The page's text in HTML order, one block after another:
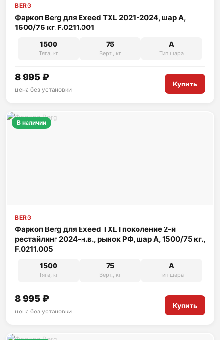
BERG
Фаркоп Berg для Exeed TXL 2021-2024, шар A,
1500/75 кг, F.0211.001
1500
Тяга, кг
75
Верт., кг
A
Тип шара
8 995 ₽
цена без установки
Купить
В наличии
BERG
Фаркоп Berg для Exeed TXL I поколение 2-й
рестайлинг 2024-н.в., рынок РФ, шар A, 1500/75 кг.,
F.0211.005
1500
Тяга, кг
75
Верт., кг
A
Тип шара
8 995 ₽
цена без установки
Купить